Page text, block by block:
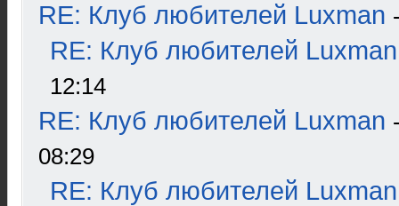
RE: Клуб любителей Luxman
RE: Клуб любителей Luxman
12:14
RE: Клуб любителей Luxman
08:29
RE: Клуб любителей Luxman